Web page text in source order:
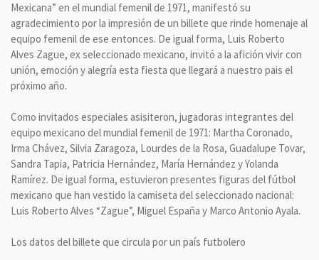
Mexicana” en el mundial femenil de 1971, manifestó su
agradecimiento por la impresión de un billete que rinde homenaje al
equipo femenil de ese entonces. De igual forma, Luis Roberto
Alves Zague, ex seleccionado mexicano, invitó a la afición vivir con
unión, emoción y alegría esta fiesta que llegará a nuestro pais el
próximo año.
Como invitados especiales asisiteron, jugadoras integrantes del
equipo mexicano del mundial femenil de 1971: Martha Coronado,
Irma Chávez, Silvia Zaragoza, Lourdes de la Rosa, Guadalupe Tovar,
Sandra Tapia, Patricia Hernández, María Hernández y Yolanda
Ramírez. De igual forma, estuvieron presentes figuras del fútbol
mexicano que han vestido la camiseta del seleccionado nacional:
Luis Roberto Alves “Zague”, Miguel España y Marco Antonio Ayala.
Los datos del billete que circula por un país futbolero